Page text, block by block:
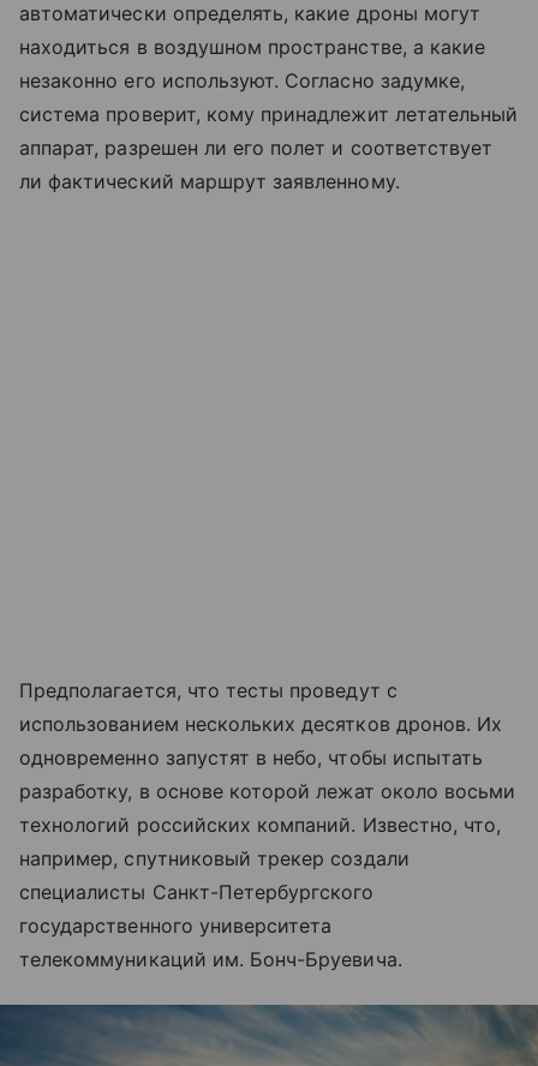
автоматически определять, какие дроны могут
находиться в воздушном пространстве, а какие
незаконно его используют. Согласно задумке,
система проверит, кому принадлежит летательный
аппарат, разрешен ли его полет и соответствует
ли фактический маршрут заявленному.
Предполагается, что тесты проведут с
использованием нескольких десятков дронов. Их
одновременно запустят в небо, чтобы испытать
разработку, в основе которой лежат около восьми
технологий российских компаний. Известно, что,
например, спутниковый трекер создали
специалисты Санкт-Петербургского
государственного университета
телекоммуникаций им. Бонч-Бруевича.